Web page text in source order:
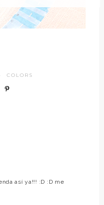
COLORS
así ya!!! :D :D me